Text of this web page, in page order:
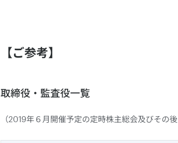
【ご参考】
取締役・監査役一覧
（2019年６月開催予定の定時株主総会及びその